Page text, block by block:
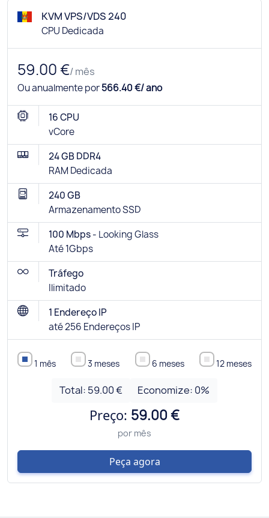
KVM VPS/VDS 240
CPU Dedicada
59.00 €/ mês
Ou anualmente por566.40 €/ ano
16 CPU
vCore
24 GB DDR4
RAM Dedicada
240 GB
Armazenamento SSD
100 Mbps - Looking Glass
Até 1Gbps
Tráfego
Ilimitado
1 Endereço IP
até 256 Endereços IP
1 mês 3 meses 6 meses 12 meses
Total: 59.00 € Economize: 0%
Preço: 59.00 €
por mês
Peça agora